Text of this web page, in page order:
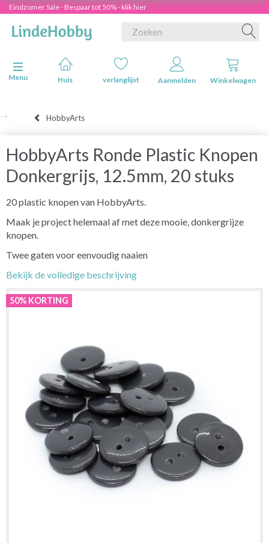
Eindzomer Sale - Bespaar tot 50% - klik hier
Navigatie in-/uitschakelen
Menu
Huis verlanglijst Aanmelden Winkelwagen
HobbyArts
HobbyArts Ronde Plastic Knopen
Donkergrijs, 12.5mm, 20 stuks
20 plastic knopen van HobbyArts.
Maak je project helemaal af met deze mooie, donkergrijze
knopen.
Twee gaten voor eenvoudig naaien
Bekijk de volledige beschrijving
50% KORTING